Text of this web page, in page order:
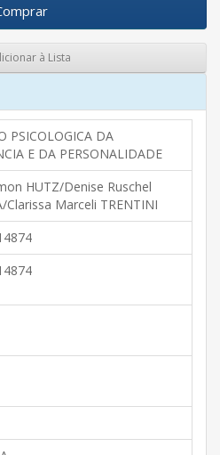
à Lista
PSICOLOGICA DA
E DA PERSONALIDADE
HUTZ/Denise Ruschel
Clarissa Marceli TRENTINI